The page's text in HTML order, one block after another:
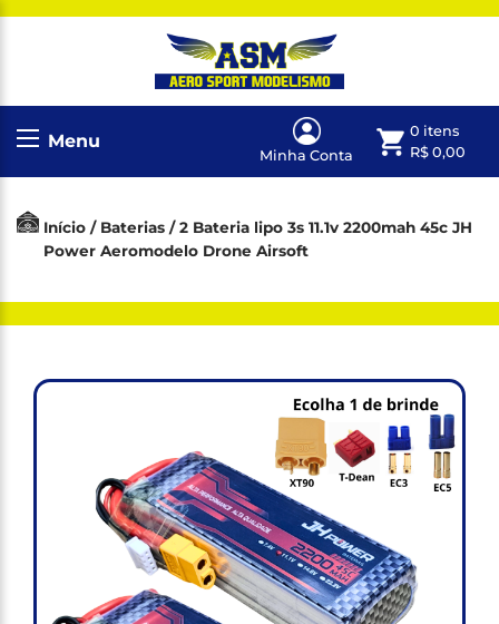
Menu
Minha Conta
0 itens
R$ 0,00
Início / Baterias / 2 Bateria lipo 3s 11.1v 2200mah 45c JH
Power Aeromodelo Drone Airsoft